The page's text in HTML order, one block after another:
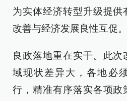
为实体经济转型升级提供
改善与经济发展良性互促。
良政落地重在实干。此次
域现状差异大，各地必
行，精准有序落实各项政